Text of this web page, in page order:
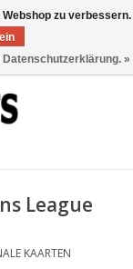
League
KAARTEN
zu verbessern.
»